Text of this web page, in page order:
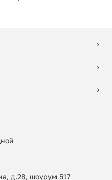
д.28, шоурум 517